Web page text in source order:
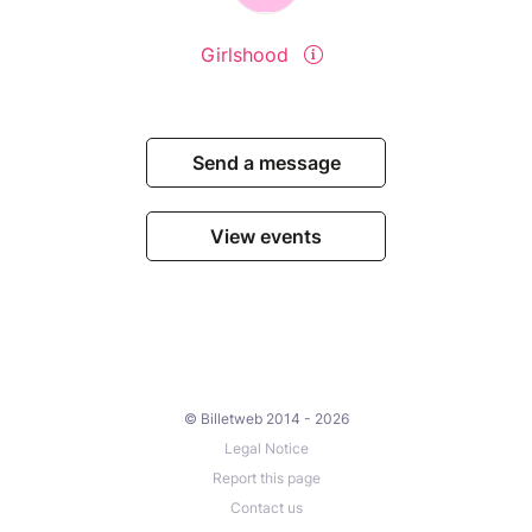
Girlshood
Send a message
View events
© Billetweb 2014 - 2026
Legal Notice
Report this page
Contact us